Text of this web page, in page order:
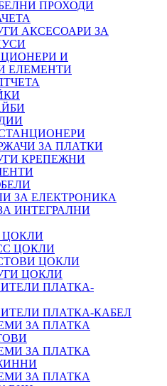
ПРОХОДИ
АКСЕСОАРИ ЗА
И
ЕЛЕМЕНТИ
ЗА ПЛАТКИ
КРЕПЕЖНИ
ЗА ЕЛЕКТРОНИКА
ИНТЕГРАЛНИ
ЦОКЛИ
ЦОКЛИ
ЦОКЛИ
ЦОКЛИ
ПЛАТКА-
ПЛАТКА-КАБЕЛ
ЗА ПЛАТКА
ЗА ПЛАТКА
ЗА ПЛАТКА